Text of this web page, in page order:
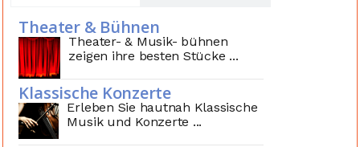
Theater & Bühnen
Theater- & Musik- bühnen
zeigen ihre besten Stücke ...
Klassische Konzerte
Erleben Sie hautnah Klassische
Musik und Konzerte ...